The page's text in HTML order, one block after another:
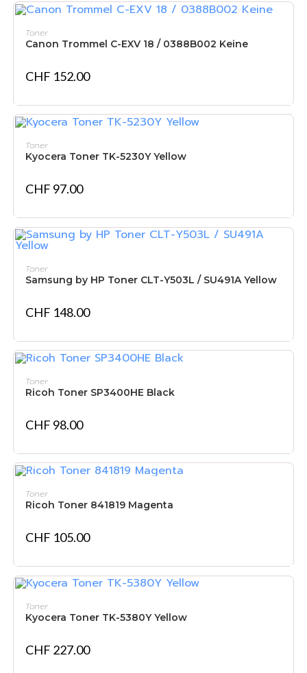
Toner
Canon Trommel C-EXV 18 / 0388B002 Keine
CHF 152.00
Toner
Kyocera Toner TK-5230Y Yellow
CHF 97.00
Toner
Samsung by HP Toner CLT-Y503L / SU491A Yellow
CHF 148.00
Toner
Ricoh Toner SP3400HE Black
CHF 98.00
Toner
Ricoh Toner 841819 Magenta
CHF 105.00
Toner
Kyocera Toner TK-5380Y Yellow
CHF 227.00